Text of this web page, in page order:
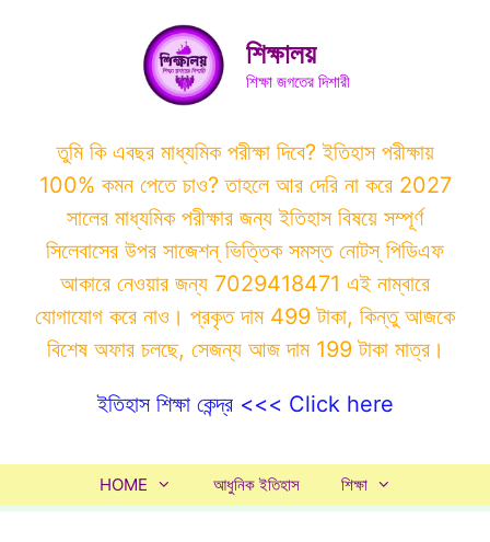
শিক্ষালয়
শিক্ষা জগতের দিশারী
তুমি কি এবছর মাধ্যমিক পরীক্ষা দিবে? ইতিহাস পরীক্ষায়
100% কমন পেতে চাও? তাহলে আর দেরি না করে 2027
সালের মাধ্যমিক পরীক্ষার জন্য ইতিহাস বিষয়ে সম্পূর্ণ
সিলেবাসের উপর সাজেশন্ ভিত্তিক সমস্ত নোটস্ পিডিএফ
আকারে নেওয়ার জন্য 7029418471 এই নাম্বারে
যোগাযোগ করে নাও। প্রকৃত দাম 499 টাকা, কিন্তু আজকে
বিশেষ অফার চলছে, সেজন্য আজ দাম 199 টাকা মাত্র।
ইতিহাস শিক্ষা কেন্দ্র <<< Click here
HOME আধুনিক ইতিহাস শিক্ষা